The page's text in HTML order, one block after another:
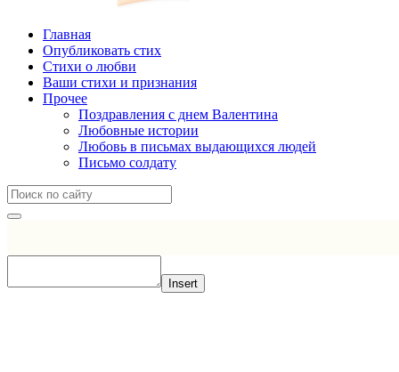
Главная
Опубликовать стих
Стихи о любви
Ваши стихи и признания
Прочее
Поздравления с днем Валентина
Любовные истории
Любовь в письмах выдающихся людей
Письмо солдату
Insert